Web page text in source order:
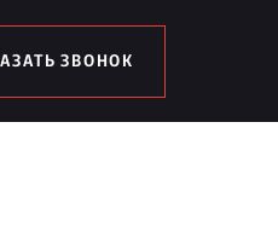
ЗВОНОК